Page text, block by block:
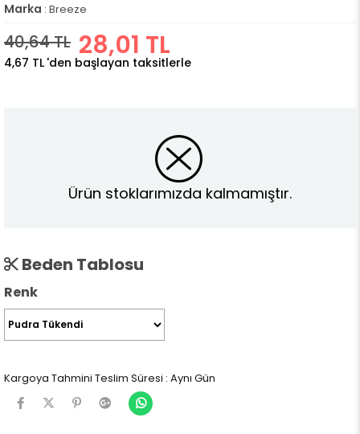
Marka : Breeze
40,64 TL 28,01 TL
4,67 TL 'den başlayan taksitlerle
Ürün stoklarımızda kalmamıştır.
Beden Tablosu
Renk
Kargoya Tahmini Teslim Süresi : Aynı Gün